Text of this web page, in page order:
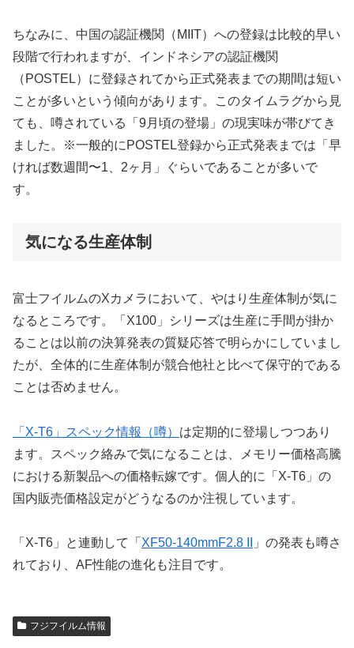
ちなみに、中国の認証機関（MIIT）への登録は比較的早い
段階で行われますが、インドネシアの認証機関
（POSTEL）に登録されてから正式発表までの期間は短い
ことが多いという傾向があります。このタイムラグから見
ても、噂されている「9月頃の登場」の現実味が帯びてき
ました。※一般的にPOSTEL登録から正式発表までは「早
ければ数週間〜1、2ヶ月」ぐらいであることが多いで
す。
気になる生産体制
富士フイルムのXカメラにおいて、やはり生産体制が気に
なるところです。「X100」シリーズは生産に手間が掛か
ることは以前の決算発表の質疑応答で明らかにしていまし
たが、全体的に生産体制が競合他社と比べて保守的である
ことは否めません。
「X-T6」スペック情報（噂） は定期的に登場しつつあり
ます。スペック絡みで気になることは、メモリー価格高騰
における新製品への価格転嫁です。個人的に「X-T6」の
国内販売価格設定がどうなるのか注視しています。
「X-T6」と連動して「 XF50-140mmF2.8 II
」の発表も噂さ
れており、AF性能の進化も注目です。
フジフイルム情報